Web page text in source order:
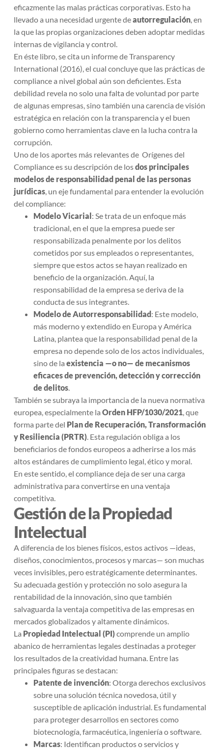
eficazmente las malas prácticas corporativas. Esto ha
llevado a una necesidad urgente deautorregulación, en
la que las propias organizaciones deben adoptar medidas
internas de vigilancia y control.
En éste libro, se cita un informe deTransparency
International (2016), el cual concluye que las prácticas de
compliance a nivel global aún son deficientes. Esta
debilidad revela no solo una falta de voluntad por parte
de algunas empresas, sino también una carencia de visión
estratégica en relación con la transparencia y el buen
gobierno como herramientas clave en la lucha contra la
corrupción.
Uno de los aportes más relevantes de Orígenes del
Compliancees su descripción de losdos principales
modelos de responsabilidad penal de las personas
jurídicas, un eje fundamental para entender la evolución
del compliance:
Modelo Vicarial: Se trata de un enfoque más
tradicional, en el que la empresa puede ser
responsabilizada penalmente por los delitos
cometidos por sus empleados o representantes,
siempre que estos actos se hayan realizado en
beneficio de la organización. Aquí, la
responsabilidad de la empresa se deriva de la
conducta de sus integrantes.
Modelo de Autorresponsabilidad: Este modelo,
más moderno y extendido en Europa y América
Latina, plantea que la responsabilidad penal de la
empresa no depende solo de los actos individuales,
sino de la existencia —o no— de mecanismos
eficaces de prevención, detección y corrección
de delitos.
También se subraya la importancia de la nueva normativa
europea, especialmente la Orden HFP/1030/2021, que
forma parte del Plan de Recuperación, Transformación
y Resiliencia (PRTR). Esta regulación obliga a los
beneficiarios de fondos europeos a adherirse a los más
altos estándares de cumplimiento legal, ético y moral.
En este sentido, el compliance deja de ser una carga
administrativa para convertirse en una ventaja
competitiva.
Gestión de la Propiedad
Intelectual
A diferencia de los bienes físicos, estos activos —ideas,
diseños, conocimientos, procesos y marcas— son muchas
veces invisibles, pero estratégicamente determinantes.
Su adecuada gestión y protección no solo asegura la
rentabilidad de la innovación, sino que también
salvaguarda la ventaja competitiva de las empresas en
mercados globalizados y altamente dinámicos.
La Propiedad Intelectual (PI) comprende un amplio
abanico de herramientas legales destinadas a proteger
los resultados de la creatividad humana. Entre las
principales figuras se destacan:
Patente de invención: Otorga derechos exclusivos
sobre una solución técnica novedosa, útil y
susceptible de aplicación industrial. Es fundamental
para proteger desarrollos en sectores como
biotecnología, farmacéutica, ingeniería o software.
Marcas: Identifican productos o servicios y